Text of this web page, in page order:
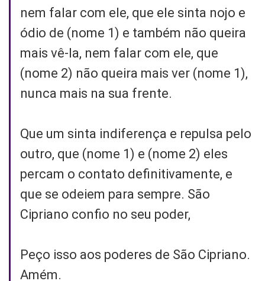
nem falar com ele, que ele sinta nojo e
ódio de (nome 1) e também não queira
mais vê-la, nem falar com ele, que
(nome 2) não queira mais ver (nome 1),
nunca mais na sua frente.
Que um sinta indiferença e repulsa pelo
outro, que (nome 1) e (nome 2) eles
percam o contato definitivamente, e
que se odeiem para sempre. São
Cipriano confio no seu poder,
Peço isso aos poderes de São Cipriano.
Amém.